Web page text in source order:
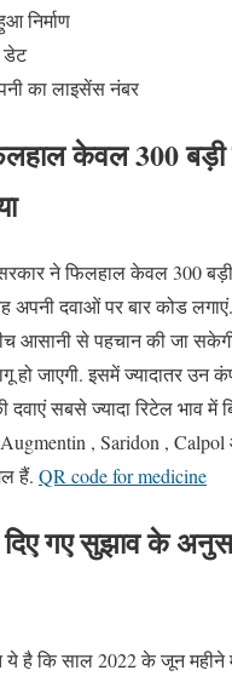
निर्माण
डेट
का लाइसेंस नंबर
केवल 300 बड़ी
ने फिलहाल केवल 300 बड़ी
वह अपनी दवाओं पर बार कोड
आसानी से पहचान की जा
जाएगी. इसमें ज्यादातर उन
दवाएं सबसे ज्यादा रिटेल भाव में
, Saridon ,
हैं. QR code for medicine
दिए गए सुझाव के
ये है कि साल 2022 के जून महीने